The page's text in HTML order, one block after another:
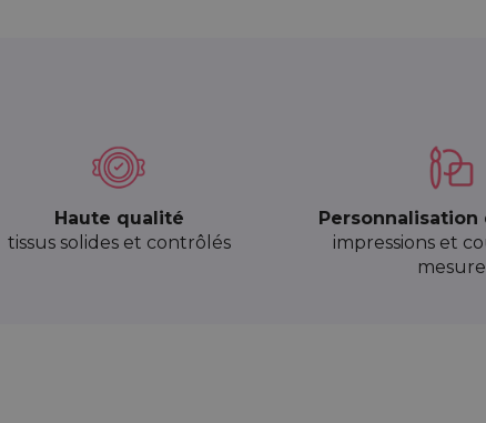
Haute qualité
tissus solides et contrôlés
impressions et
mesure
40 cm - naturelle